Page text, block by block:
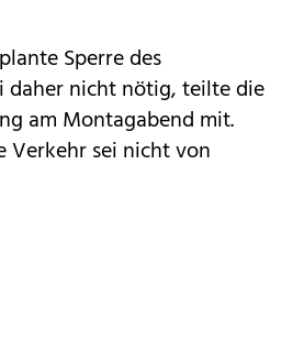
Sperre des
daher nicht nötig, teilte die
am Montagabend mit.
Verkehr sei nicht von